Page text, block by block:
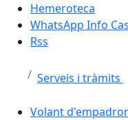
Hemeroteca
WhatsApp Info
Rss
Serveis i tràmits
Volant